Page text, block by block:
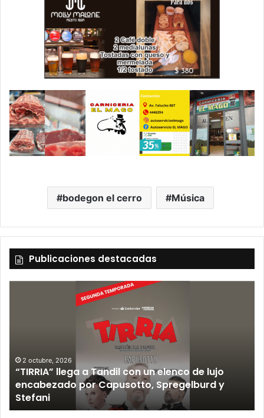
bodegon el cerro Música
Publicaciones destacadas
a Tandil con un elenco de lujo
por Capusotto, Spregelburd y
12 septiembre, 2026
Los Fabulosos